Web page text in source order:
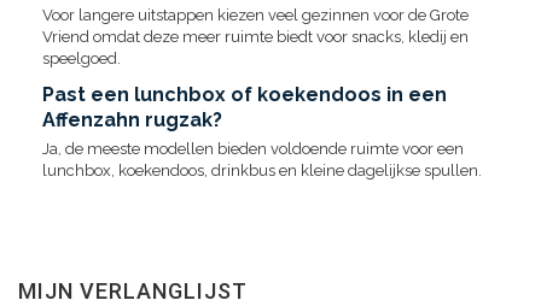
Voor langere uitstappen kiezen veel gezinnen voor de Grote
Vriend omdat deze meer ruimte biedt voor snacks, kledij en
speelgoed.
Past een lunchbox of koekendoos in een
Affenzahn rugzak?
Ja, de meeste modellen bieden voldoende ruimte voor een
lunchbox, koekendoos, drinkbus en kleine dagelijkse spullen.
MIJN VERLANGLIJST